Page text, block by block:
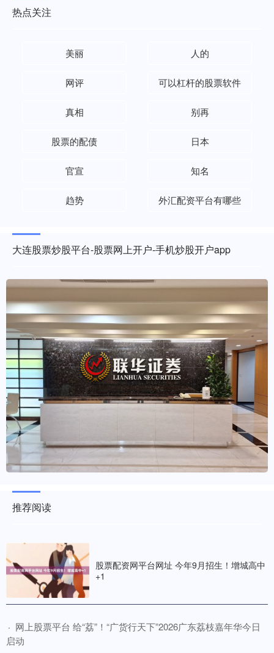
热点关注
美丽 人的
网评 可以杠杆的股票软件
真相 别再
股票的配债 日本
官宣 知名
趋势 外汇配资平台有哪些
大连股票炒股平台-股票网上开户-手机炒股开户app
推荐阅读
股票配资网平台网址 今年9月招生！增城高中
+1
· ​网上股票平台 给“荔”！“广货行天下”2026广东荔枝嘉年华今日
启动